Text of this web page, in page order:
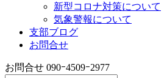
新型コロナ対策について
気象警報について
支部ブログ
お問合せ
お問合せ 090ｰ4509ｰ2977